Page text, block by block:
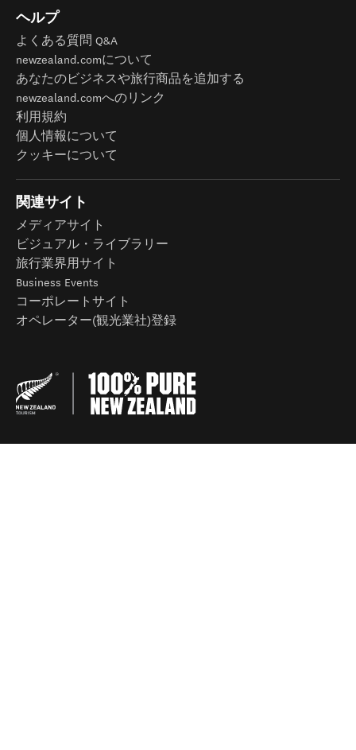
ヘルプ
よくある質問 Q&A
newzealand.comについて
あなたのビジネスや旅行商品を追加する
newzealand.comへのリンク
利用規約
個人情報について
クッキーについて
関連サイト
メディアサイト
ビジュアル・ライブラリー
旅行業界用サイト
Business Events
コーポレートサイト
オペレーター(観光業社)登録